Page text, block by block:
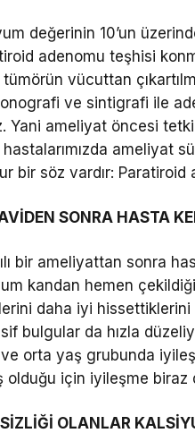
değerinin 10’un
adenomu teşhisi
vücuttan
ve sintigrafi ile
Yani ameliyat öncesi
hastalarımızda ameliyat
bir söz vardır:
SONRA HASTA
bir ameliyattan sonra
kandan hemen
daha iyi hissettiklerini
bulgular da hızla
orta yaş grubunda
olduğu için iyileşme biraz
OLANLAR